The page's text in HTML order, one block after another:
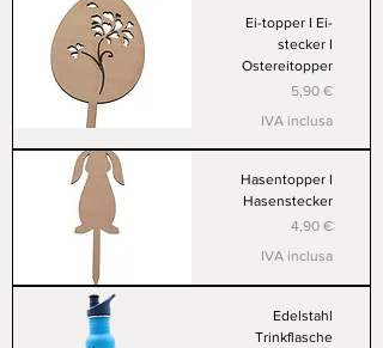
Ei-topper I Ei-
stecker I
Ostereitopper
Prezzo
5,90 €
IVA inclusa
Hasentopper I
Hasenstecker
Prezzo
4,90 €
IVA inclusa
Edelstahl
Trinkflasche